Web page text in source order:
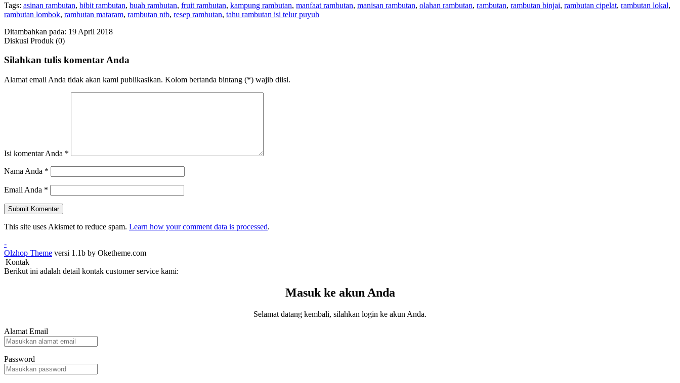
Tags: asinan rambutan, bibit rambutan, buah rambutan, fruit rambutan, kampung rambutan, manfaat rambutan, manisan rambutan, olahan rambutan, rambutan, rambutan binjai, rambutan cipelat, rambutan lokal,
rambutan lombok, rambutan mataram, rambutan ntb, resep rambutan, tahu rambutan isi telur puyuh
Ditambahkan pada: 19 April 2018
Diskusi Produk (0)
Silahkan tulis komentar Anda
Alamat email Anda tidak akan kami publikasikan. Kolom bertanda bintang (*) wajib diisi.
Isi komentar Anda *
Nama Anda *
Email Anda *
This site uses Akismet to reduce spam. Learn how your comment data is processed.
-
Olzhop Theme versi 1.1b by Oketheme.com
Kontak
Berikut ini adalah detail kontak customer service kami:
Masuk ke akun Anda
Selamat datang kembali, silahkan login ke akun Anda.
Alamat Email
Password